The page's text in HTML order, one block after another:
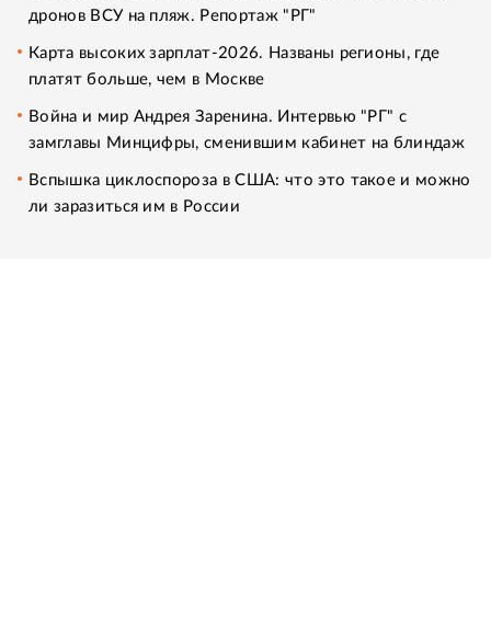
дронов ВСУ на пляж. Репортаж "РГ"
Карта высоких зарплат-2026. Названы регионы, где
платят больше, чем в Москве
Война и мир Андрея Заренина. Интервью "РГ" с
замглавы Минцифры, сменившим кабинет на блиндаж
Вспышка циклоспороза в США: что это такое и можно
ли заразиться им в России